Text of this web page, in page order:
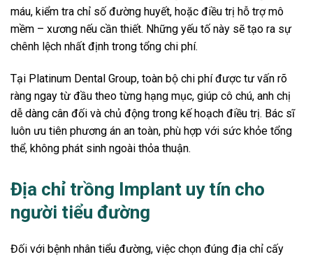
máu, kiểm tra chỉ số đường huyết, hoặc điều trị hỗ trợ mô
mềm – xương nếu cần thiết. Những yếu tố này sẽ tạo ra sự
chênh lệch nhất định trong tổng chi phí.
Tại Platinum Dental Group, toàn bộ chi phí được tư vấn rõ
ràng ngay từ đầu theo từng hạng mục, giúp cô chú, anh chị
dễ dàng cân đối và chủ động trong kế hoạch điều trị. Bác sĩ
luôn ưu tiên phương án an toàn, phù hợp với sức khỏe tổng
thể, không phát sinh ngoài thỏa thuận.
Địa chỉ trồng Implant uy tín cho
người tiểu đường
Đối với bệnh nhân tiểu đường, việc chọn đúng địa chỉ cấy